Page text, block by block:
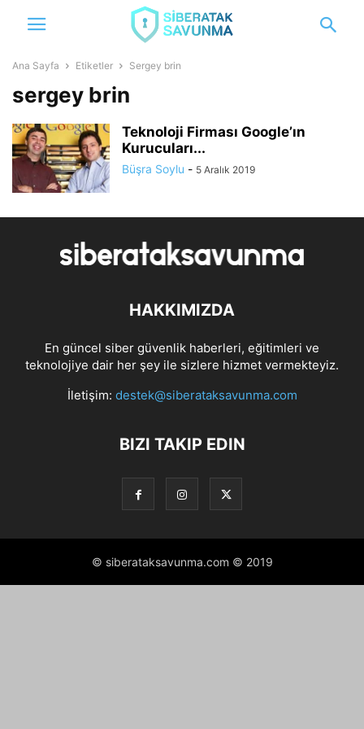
Ana Sayfa Etiketler Sergey brin
sergey brin
Teknoloji Firması Google’ın
Kurucuları...
Büşra Soylu - 5 Aralık 2019
HAKKIMIZDA
En güncel siber güvenlik haberleri, eğitimleri ve
teknolojiye dair her şey ile sizlere hizmet vermekteyiz.
İletişim: destek@siberataksavunma.com
BIZI TAKIP EDIN
© siberataksavunma.com © 2019